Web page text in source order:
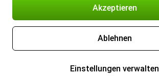
Akzeptieren
Ablehnen
Einstellungen verwalten